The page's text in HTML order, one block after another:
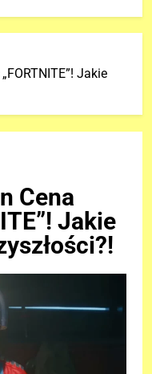
Jakie
Cena
Jakie